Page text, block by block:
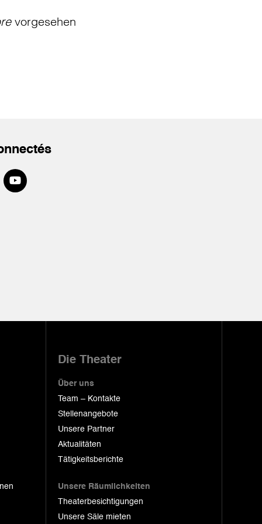
vorgesehen
Die Theater
Über uns
Team – Kontakte
Stellenangebote
Unsere Partner
Aktualitäten
Tätigkeitsberichte
Unsere Räumlichkeiten
Theaterbesichtigungen
Unsere Säle mieten